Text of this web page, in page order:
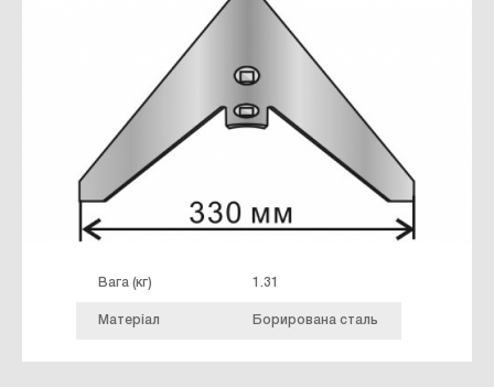
Вага (кг) 1.31
Матеріал Борирована сталь